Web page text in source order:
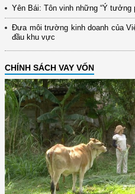
Yên Bái: Tôn vinh những “Ý tưởng
Đưa môi trường kinh doanh của
đầu khu vực
CHÍNH SÁCH VAY VỐN